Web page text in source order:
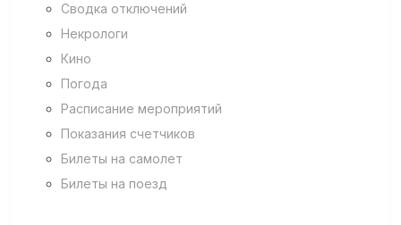
Сводка отключений
Некрологи
Кино
Погода
Расписание мероприятий
Показания счетчиков
Билеты на самолет
Билеты на поезд